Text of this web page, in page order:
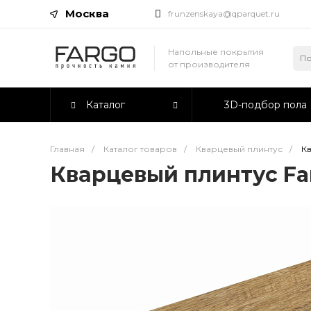
Москва frunzenskaya@qparquet.ru
Напольные покрытия
от производителя
Каталог 3D-подбор пола
Главная / Каталог товаров / Кварцевый плинтус /
Кварцевый плинтус